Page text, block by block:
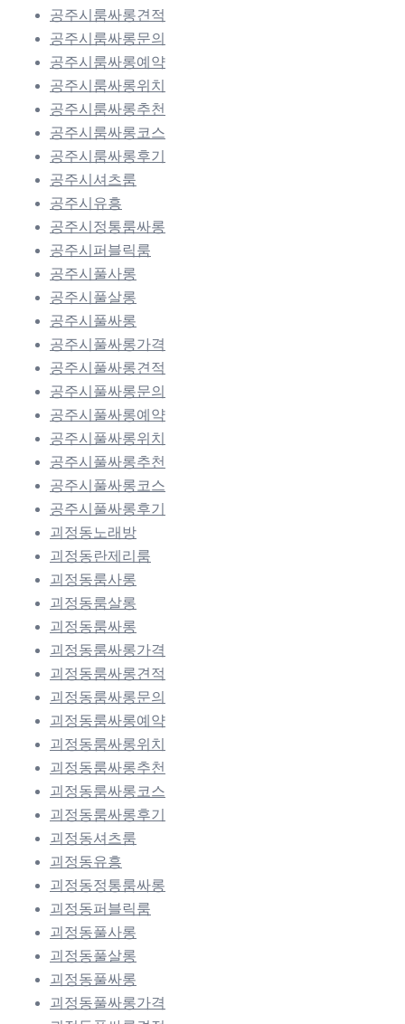
공주시룸싸롱견적
공주시룸싸롱문의
공주시룸싸롱예약
공주시룸싸롱위치
공주시룸싸롱추천
공주시룸싸롱코스
공주시룸싸롱후기
공주시셔츠룸
공주시유흥
공주시정통룸싸롱
공주시퍼블릭룸
공주시풀사롱
공주시풀살롱
공주시풀싸롱
공주시풀싸롱가격
공주시풀싸롱견적
공주시풀싸롱문의
공주시풀싸롱예약
공주시풀싸롱위치
공주시풀싸롱추천
공주시풀싸롱코스
공주시풀싸롱후기
괴정동노래방
괴정동란제리룸
괴정동룸사롱
괴정동룸살롱
괴정동룸싸롱
괴정동룸싸롱가격
괴정동룸싸롱견적
괴정동룸싸롱문의
괴정동룸싸롱예약
괴정동룸싸롱위치
괴정동룸싸롱추천
괴정동룸싸롱코스
괴정동룸싸롱후기
괴정동셔츠룸
괴정동유흥
괴정동정통룸싸롱
괴정동퍼블릭룸
괴정동풀사롱
괴정동풀살롱
괴정동풀싸롱
괴정동풀싸롱가격